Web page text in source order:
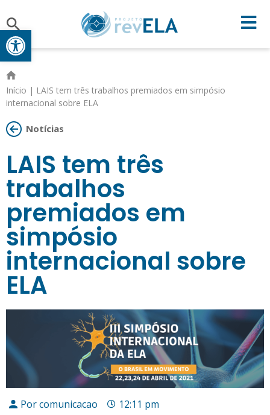
Open toolbar
Início | LAIS tem três trabalhos premiados em simpósio
internacional sobre ELA
Notícias
LAIS tem três
trabalhos
premiados em
simpósio
internacional sobre
ELA
Porcomunicacao 12:11 pm